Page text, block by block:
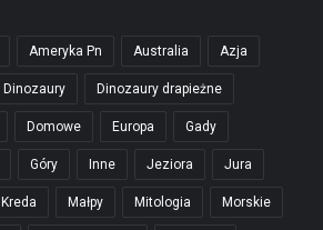
Ameryka Pn Australia Azja
Dinozaury Dinozaury drapieżne
Domowe Europa Gady
Góry Inne Jeziora Jura
Kreda Małpy Mitologia Morskie